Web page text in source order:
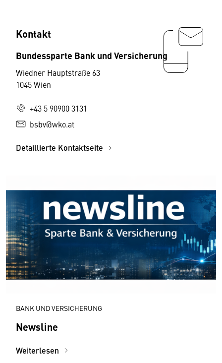
Kontakt
Bundessparte Bank und Versicherung
Wiedner Hauptstraße 63
1045 Wien
+43 5 90900 3131
bsbv@wko.at
Detaillierte Kontaktseite
BANK UND VERSICHERUNG
Newsline
Weiterlesen